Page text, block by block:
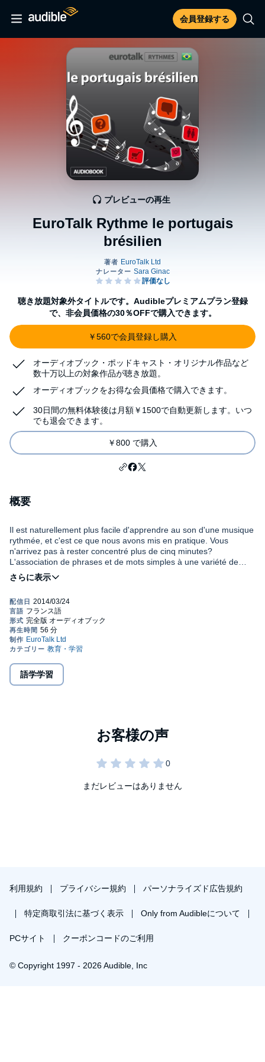
会員登録する
EuroTalk Rythme le portugais
brésilien
プレビューの再生
聴き放題対象外タイトルです。Audibleプレミアムプラン登録
で、非会員価格の30％OFFで購入できます。
￥560で会員登録し購入
オーディオブック・ポッドキャスト・オリジナル作品など
数十万以上の対象作品が聴き放題。
オーディオブックをお得な会員価格で購入できます。
30日間の無料体験後は月額￥1500で自動更新します。いつ
でも退会できます。
￥800 で購入
概要
Il est naturellement plus facile d'apprendre au son d'une musique
rythmée, et c'est ce que nous avons mis en pratique. Vous
n'arrivez pas à rester concentré plus de cinq minutes?
L'association de phrases et de mots simples à une variété de
rythmes et de musiques spécialement conçues pour vous aider
dans votre apprentissage contribuera à retenir votre attention.
toute nouvelle langue.
expressions en prévision d'un voyage à l'étranger, Rhythms est là
pour vous. Tous les fondamentaux y sont présentés : savoir
saluer et dire bonjour, les directions de base, se repérer et
trouver son chemin, ou encore la nourriture et les boissons. Les
propositions que vous entendrez seront toutes prononcées par
des hommes et des femmes dans leur langue maternelle. Vous
aurez également la possibilité d’évaluer votre progression grâce
aux étapes de révision, prévues aux points clés de chaque piste.
Vous pouvez utiliser Rhythms partout et à tout moment : dans la
ménage ou du sport. S’imprégner d’une langue n’a jamais été
aussi simple et EuroTalk Rhythms a plus de 120 langues
be available in your My Library section along with the audio.
語学学習
まだレビューはありません
利用規約 プライバシー規約 パーソナライズド広告規約
特定商取引法に基づく表示 Only from Audibleについて
PCサイト クーポンコードのご利用
© Copyright 1997 - 2026 Audible, Inc